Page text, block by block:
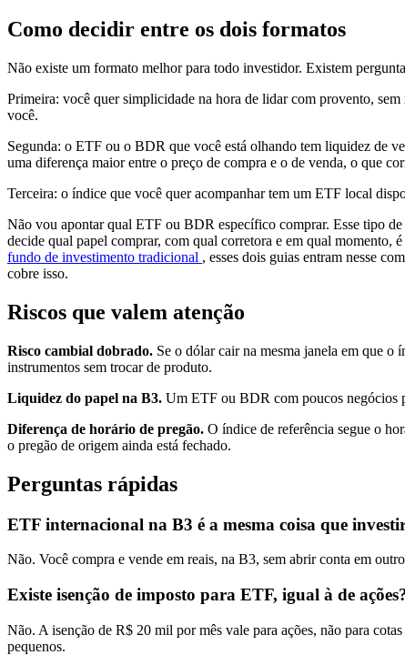
Como decidir entre os dois formatos
Não existe um formato melhor para todo investidor. Existem
Primeira: você quer simplicidade na hora de lidar com provento,
você.
Segunda: o ETF ou o BDR que você está olhando tem liquidez de
uma diferença maior entre o preço de compra e o de venda, o que
Terceira: o índice que você quer acompanhar tem um ETF local
Não vou apontar qual ETF ou BDR específico comprar. Esse tipo
decide qual papel comprar, com qual corretora e em qual momento,
fundo de investimento tradicional , esses dois guias entram nesse
cobre isso.
Riscos que valem atenção
Risco cambial dobrado. Se o dólar cair na mesma janela em que o
instrumentos sem trocar de produto.
Liquidez do papel na B3. Um ETF ou BDR com poucos negócios
Diferença de horário de pregão. O índice de referência segue o
o pregão de origem ainda está fechado.
Perguntas rápidas
ETF internacional na B3 é a mesma coisa que
Não. Você compra e vende em reais, na B3, sem abrir conta em
Existe isenção de imposto para ETF, igual à de
Não. A isenção de R$ 20 mil por mês vale para ações, não para
pequenos.